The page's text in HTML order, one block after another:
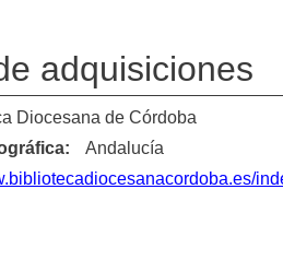
adquisiciones
Diocesana de Córdoba
Andalucía